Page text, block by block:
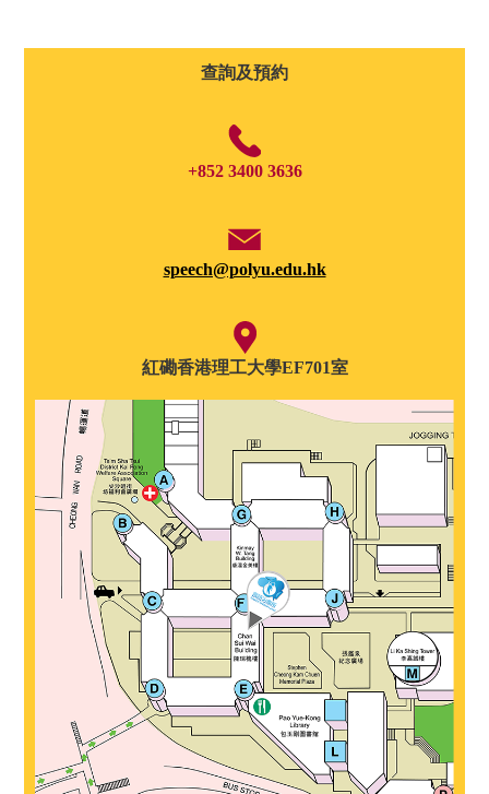
查詢及預約
+852 3400 3636
speech@polyu.edu.hk
紅磡香港理工大學EF701室